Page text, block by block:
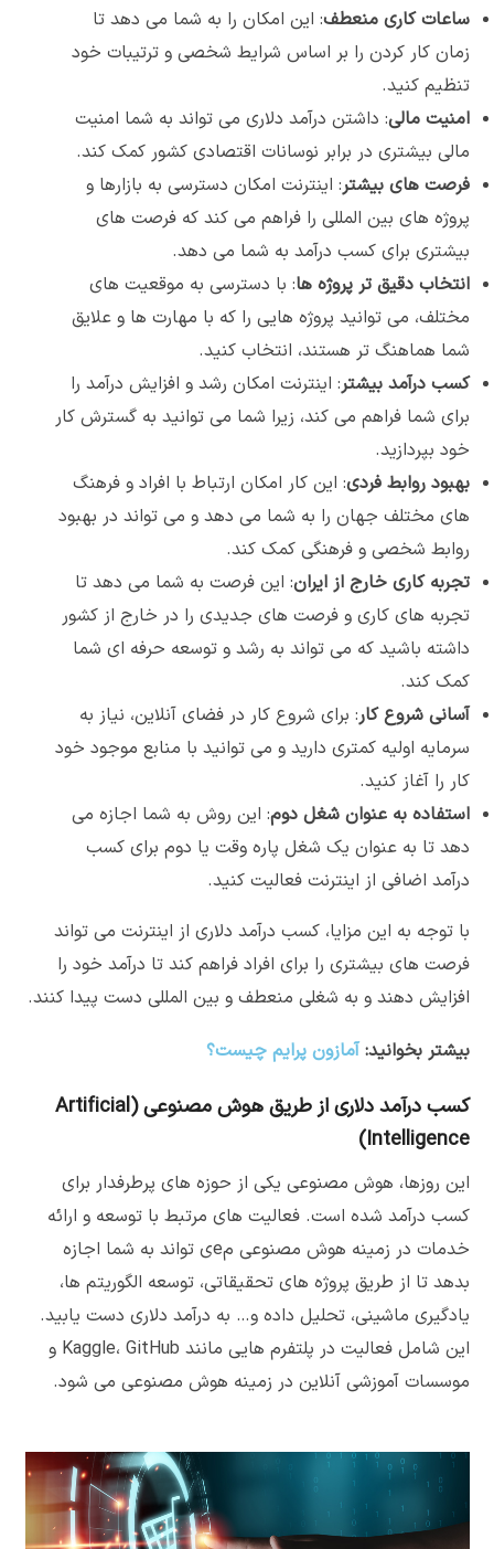
ساعات کاری منعطف: این امکان را به شما می دهد تا
زمان کار کردن را بر اساس شرایط شخصی و ترتیبات خود
تنظیم کنید.
امنیت مالی: داشتن درآمد دلاری می تواند به شما امنیت
مالی بیشتری در برابر نوسانات اقتصادی کشور کمک کند.
فرصت های بیشتر: اینترنت امکان دسترسی به بازارها و
پروژه های بین المللی را فراهم می کند که فرصت های
بیشتری برای کسب درآمد به شما می دهد.
انتخاب دقیق تر پروژه ها: با دسترسی به موقعیت های
مختلف، می توانید پروژه هایی را که با مهارت ها و علایق
شما هماهنگ تر هستند، انتخاب کنید.
کسب درآمد بیشتر: اینترنت امکان رشد و افزایش درآمد را
برای شما فراهم می کند، زیرا شما می توانید به گسترش کار
خود بپردازید.
بهبود روابط فردی: این کار امکان ارتباط با افراد و فرهنگ
های مختلف جهان را به شما می دهد و می تواند در بهبود
روابط شخصی و فرهنگی کمک کند.
تجربه کاری خارج از ایران: این فرصت به شما می دهد تا
تجربه های کاری و فرصت های جدیدی را در خارج از کشور
داشته باشید که می تواند به رشد و توسعه حرفه ای شما
کمک کند.
آسانی شروع کار: برای شروع کار در فضای آنلاین، نیاز به
سرمایه اولیه کمتری دارید و می توانید با منابع موجود خود
کار را آغاز کنید.
استفاده به عنوان شغل دوم: این روش به شما اجازه می
دهد تا به عنوان یک شغل پاره وقت یا دوم برای کسب
درآمد اضافی از اینترنت فعالیت کنید.
با توجه به این مزایا، کسب درآمد دلاری از اینترنت می تواند
فرصت های بیشتری را برای افراد فراهم کند تا درآمد خود را
افزایش دهند و به شغلی منعطف و بین المللی دست پیدا کنند.
بیشتر بخوانید:آمازون پرایم چیست؟
کسب درآمد دلاری از طریق هوش مصنوعی (Artificial
Intelligence)
این روزها، هوش مصنوعی یکی از حوزه های پرطرفدار برای
کسب درآمد شده است. فعالیت های مرتبط با توسعه و ارائه
خدمات در زمینه هوش مصنوعی مeی تواند به شما اجازه
بدهد تا از طریق پروژه های تحقیقاتی، توسعه الگوریتم ها،
یادگیری ماشینی، تحلیل داده و… به درآمد دلاری دست یابید.
این شامل فعالیت در پلتفرم هایی مانند Kaggle، GitHub و
موسسات آموزشی آنلاین در زمینه هوش مصنوعی می شود.